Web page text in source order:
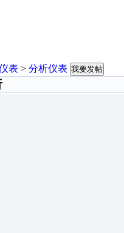
表 > 分析仪表 我要发帖